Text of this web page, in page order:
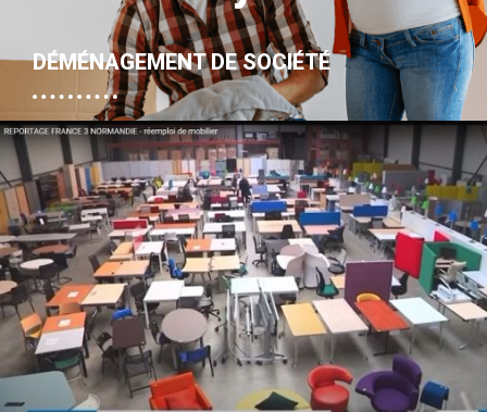
DÉMÉNAGEMENT DE SOCIÉTÉ